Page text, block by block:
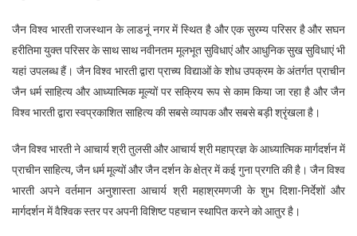
जैन विश्व भारती राजस्थान के लाडनूं नगर में स्थित है और एक सुरम्य परिसर है और सघन
हरीतिमा युक्त परिसर के साथ साथ नवीनतम मूलभूत सुविधाएं और आधुनिक सुख सुविधाएं भी
यहां उपलब्ध हैं। जैन विश्व भारती द्वारा प्राच्य विद्याओं के शोध उपक्रम के अंतर्गत प्राचीन
जैन धर्म साहित्य और आध्यात्मिक मूल्यों पर सक्रिय रूप से काम किया जा रहा है और जैन
विश्व भारती द्वारा स्वप्रकाशित साहित्य की सबसे व्यापक और सबसे बड़ी श्रृंखला है।
जैन विश्व भारती ने आचार्य श्री तुलसी और आचार्य श्री महाप्रज्ञ के आध्यात्मिक मार्गदर्शन में
प्राचीन साहित्य, जैन धर्म मूल्यों और जैन दर्शन के क्षेत्र में कई गुना प्रगति की है। जैन विश्व
भारती अपने वर्तमान अनुशास्ता आचार्य श्री महाश्रमणजी के शुभ दिशा-निर्देशों और
मार्गदर्शन में वैश्विक स्तर पर अपनी विशिष्ट पहचान स्थापित करने को आतुर है।